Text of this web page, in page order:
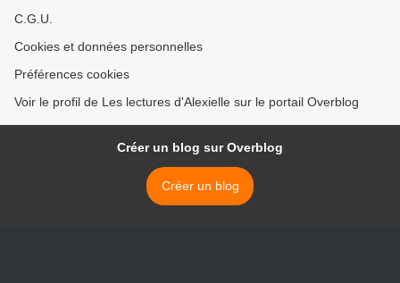
C.G.U.
Cookies et données personnelles
Préférences cookies
Voir le profil de Les lectures d'Alexielle sur le portail Overblog
Créer un blog sur Overblog
Créer un blog